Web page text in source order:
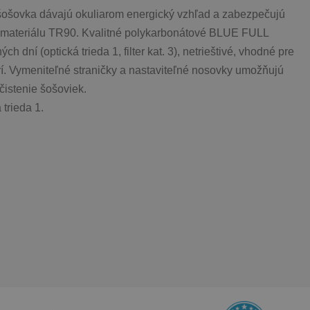
dávajú okuliarom energický vzhľad a zabezpečujú
TR90. Kvalitné polykarbonátové BLUE FULL
dní (optická trieda 1, filter kat. 3), netrieštivé, vhodné pre
Vymeniteľné straničky a nastaviteľné nosovky umožňujú
šošoviek.
trieda 1.